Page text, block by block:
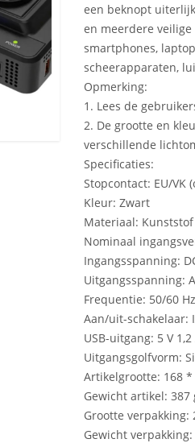
een beknopt
en meerdere
smartphones,
scheerapparaten,
Opmerking:
1. Lees de
2. De grootte en
verschillende
Specificaties:
Stopcontact: EU/VK
Kleur: Zwart
Materiaal: Kunststof
Nominaal
Ingangsspanning:
Uitgangsspanning:
Frequentie: 50/60 Hz
Aan/uit-schakelaar:
USB-uitgang: 5 V
Uitgangsgolfvorm:
Artikelgrootte: 168
Gewicht artikel: 387
Grootte verpakking:
Gewicht verpakking: